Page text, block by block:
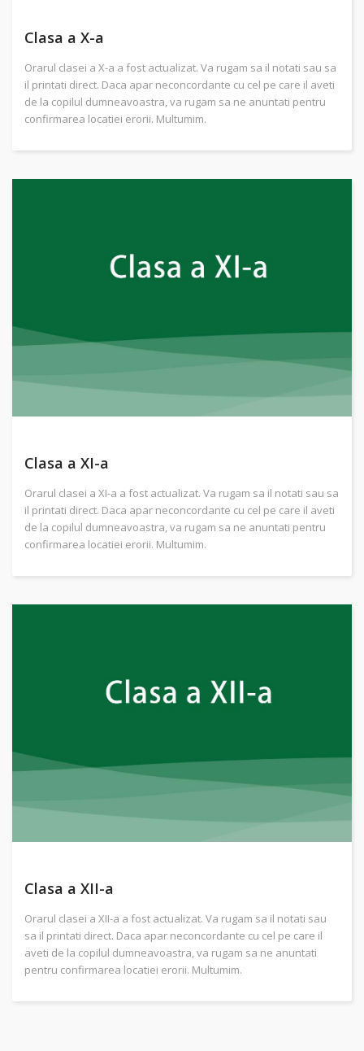
Clasa a X-a
Orarul clasei a X-a a fost actualizat. Va rugam sa il notati sau sa
il printati direct. Daca apar neconcordante cu cel pe care il aveti
de la copilul dumneavoastra, va rugam sa ne anuntati pentru
confirmarea locatiei erorii. Multumim.
Clasa a XI-a
Orarul clasei a XI-a a fost actualizat. Va rugam sa il notati sau sa
il printati direct. Daca apar neconcordante cu cel pe care il aveti
de la copilul dumneavoastra, va rugam sa ne anuntati pentru
confirmarea locatiei erorii. Multumim.
Clasa a XII-a
Orarul clasei a XII-a a fost actualizat. Va rugam sa il notati sau
sa il printati direct. Daca apar neconcordante cu cel pe care il
aveti de la copilul dumneavoastra, va rugam sa ne anuntati
pentru confirmarea locatiei erorii. Multumim.